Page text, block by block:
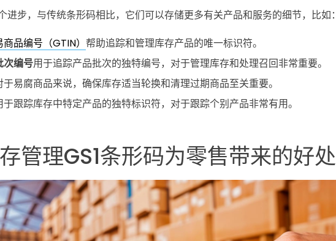
进步，与传统条形码相比，它们可以存储更多有关产品和服务的细节，比如：
品编号（GTIN） 帮助追踪和管理库存产品的唯一标识符。
次编号用于追踪产品批次的独特编号，对于管理库存和处理召回非常重要。
于易腐商品来说，确保库存适当轮换和清理过期商品至关重要。
于跟踪库存中特定产品的独特标识符，对于跟踪个别产品非常有用。
管理GS1条形码为零售带来的好处